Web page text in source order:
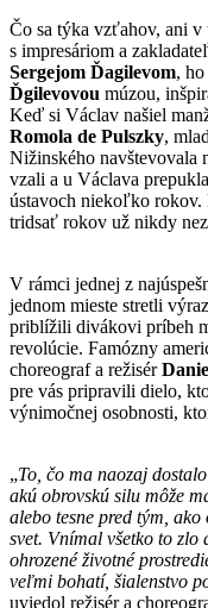
Čo sa týka vzťahov, ani v
s impresáriom a
Sergejom Ďagilevom,
Ďgilevovou múzou,
Keď si Václav našiel
Romola de Pulszky,
Nižinského navštevovala
vzali a u Václava
ústavoch niekoľko rokov.
tridsať rokov už nikdy
V rámci jednej z
jednom mieste stretli
priblížili divákovi príbeh
revolúcie. Famózny
choreograf a režisér
pre vás pripravili dielo,
výnimočnej osobnosti,
„To, čo ma naozaj
akú obrovskú silu môže
alebo tesne pred tým,
svet. Vnímal všetko to zlo
ohrozené životné
veľmi bohatí, šialenstvo
uviedol režisér a